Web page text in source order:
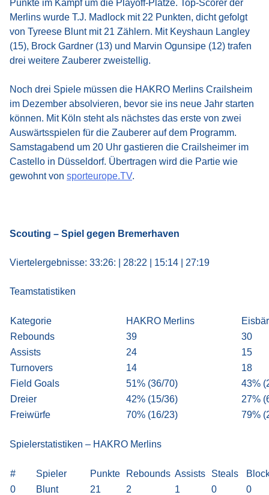
Punkte im Kampf um die Playoff-Plätze. Top-Scorer der
Merlins wurde T.J. Madlock mit 22 Punkten, dicht gefolgt
von Tyreese Blunt mit 21 Zählern. Mit Keyshaun Langley
(15), Brock Gardner (13) und Marvin Ogunsipe (12) trafen
drei weitere Zauberer zweistellig.
Noch drei Spiele müssen die HAKRO Merlins Crailsheim
im Dezember absolvieren, bevor sie ins neue Jahr starten
können. Mit Köln steht als nächstes das erste von zwei
Auswärtsspielen für die Zauberer auf dem Programm.
Samstagabend um 20 Uhr gastieren die Crailsheimer im
Castello in Düsseldorf. Übertragen wird die Partie wie
gewohnt von sporteurope.TV.
Scouting – Spiel gegen Bremerhaven
Viertelergebnisse: 33:26: | 28:22 | 15:14 | 27:19
Teamstatistiken
Kategorie HAKRO Merlins
Rebounds
39
30
Assists
24
15
Turnovers
14
18
Field Goals
51% (36/70)
43%
Dreier
42% (15/36)
27%
Freiwürfe
70% (16/23) 79%
Spielerstatistiken – HAKRO Merlins
# Spieler Punkte Rebounds Assists Steals
0
Blunt 21 2 1 0
0